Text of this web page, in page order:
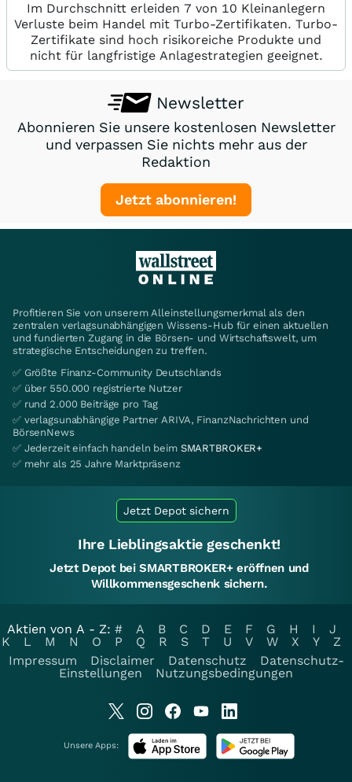
Im Durchschnitt erleiden 7 von 10 Kleinanlegern
Verluste beim Handel mit Turbo-Zertifikaten. Turbo-
Zertifikate sind hoch risikoreiche Produkte und
nicht für langfristige Anlagestrategien geeignet.
Newsletter
Abonnieren Sie unsere kostenlosen Newsletter
und verpassen Sie nichts mehr aus der
Redaktion
Jetzt abonnieren!
Profitieren Sie von unserem Alleinstellungsmerkmal als den
zentralen verlagsunabhängigen Wissens-Hub für einen aktuellen
und fundierten Zugang in die Börsen- und Wirtschaftswelt, um
strategische Entscheidungen zu treffen.
✅ Größte Finanz-Community Deutschlands
✅ über 550.000 registrierte Nutzer
✅ rund 2.000 Beiträge pro Tag
✅ verlagsunabhängige Partner ARIVA, FinanzNachrichten und
BörsenNews
✅ Jederzeit einfach handeln beim SMARTBROKER+
✅ mehr als 25 Jahre Marktpräsenz
Jetzt Depot sichern
Ihre Lieblingsaktie geschenkt!
Jetzt Depot bei SMARTBROKER+ eröffnen und
Willkommensgeschenk sichern.
Aktien von A - Z: # A B C D E F G H I
J
K
L M N O P Q R S T U V W X Y
Z
Impressum
Disclaimer Datenschutz
Datenschutz-
Einstellungen
Nutzungsbedingungen
Unsere Apps: